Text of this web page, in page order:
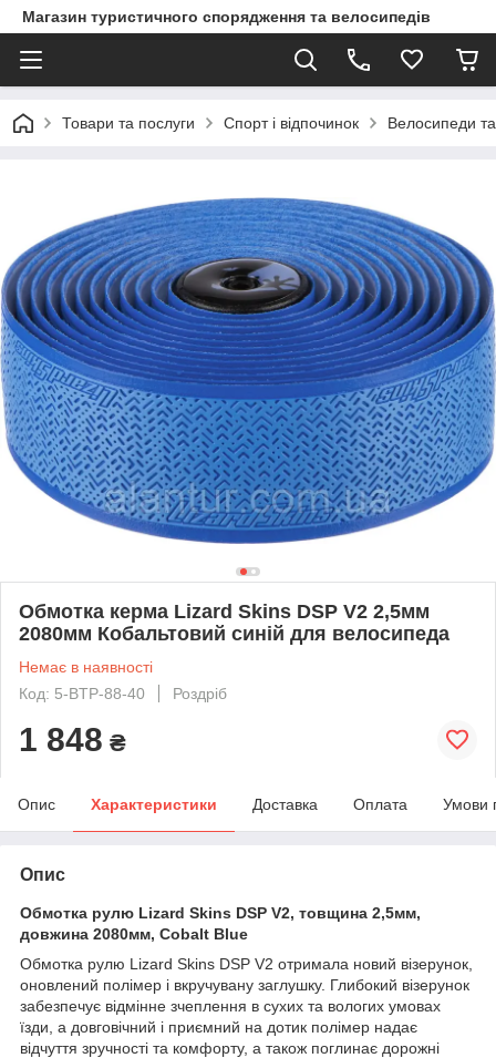
Магазин туристичного спорядження та велосипедів
Товари та послуги Спорт і відпочинок Велосипеди
Обмотка керма Lizard Skins DSP V2 2,5мм
2080мм Кобальтовий синій для велосипеда
Немає в наявності
Код: 5-BTP-88-40
Роздріб
1 848 ₴
Опис Характеристики Доставка Оплата Умови
Опис
Обмотка рулю Lizard Skins DSP V2, товщина 2,5мм,
довжина 2080мм, Cobalt Blue
Обмотка рулю Lizard Skins DSP V2 отримала новий візерунок,
оновлений полімер і вкручувану заглушку. Глибокий візерунок
забезпечує відмінне зчеплення в сухих та вологих умовах
їзди, а довговічний і приємний на дотик полімер надає
відчуття зручності та комфорту, а також поглинає дорожні